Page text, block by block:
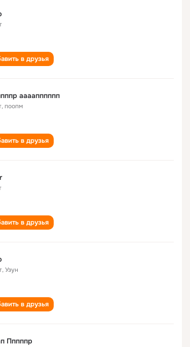
в друзья
аааапппппп
,поопм
в друзья
в друзья
,Узун
в друзья
Пппппр